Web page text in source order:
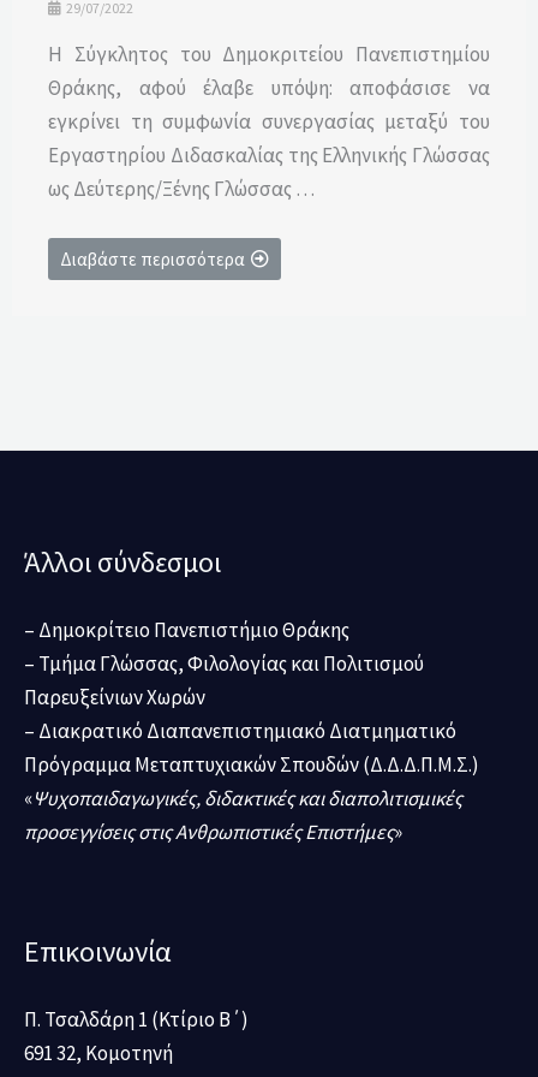
29/07/2022
Η Σύγκλητος του Δημοκριτείου Πανεπιστημίου
Θράκης, αφού έλαβε υπόψη: αποφάσισε να
εγκρίνει τη συμφωνία συνεργασίας μεταξύ του
Εργαστηρίου Διδασκαλίας της Ελληνικής Γλώσσας
ως Δεύτερης/Ξένης Γλώσσας …
Διαβάστε περισσότερα
Άλλοι σύνδεσμοι
– Δημοκρίτειο Πανεπιστήμιο Θράκης
– Τμήμα Γλώσσας, Φιλολογίας και Πολιτισμού
Παρευξείνιων Χωρών
– Διακρατικό Διαπανεπιστημιακό Διατμηματικό
Πρόγραμμα Μεταπτυχιακών Σπουδών (Δ.Δ.Δ.Π.Μ.Σ.)
«Ψυχοπαιδαγωγικές, διδακτικές και διαπολιτισμικές
προσεγγίσεις στις Ανθρωπιστικές Επιστήμες»
Επικοινωνία
Π. Τσαλδάρη 1 (Κτίριο Β΄)
691 32, Κομοτηνή